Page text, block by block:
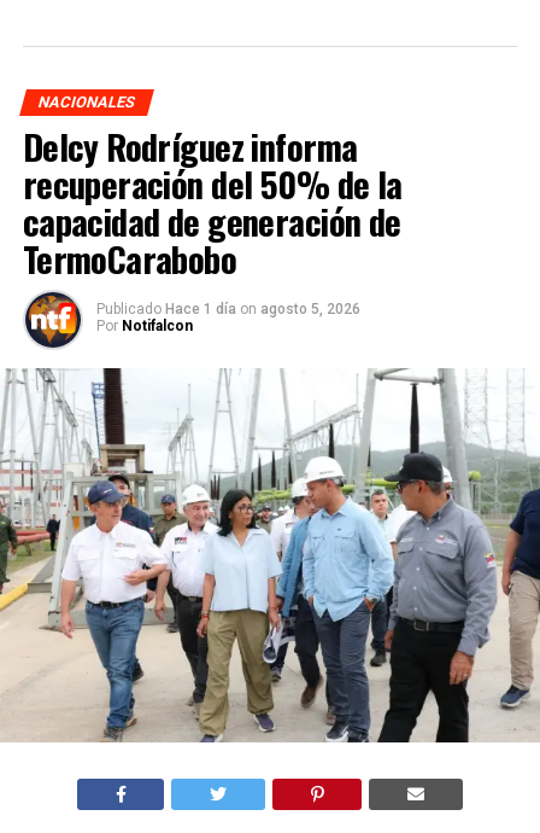
NACIONALES
Delcy Rodríguez informa
recuperación del 50% de la
capacidad de generación de
TermoCarabobo
Publicado Hace 1 día on agosto 5, 2026
Por Notifalcon